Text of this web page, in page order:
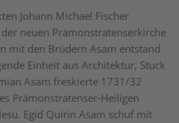
Johann Michael Fischer
neuen Prämonstratenserkirche
mit den Brüdern Asam entstand
Einheit aus Architektur, Stuck
Asam freskierte 1731/32
Prämonstratenser-Heiligen
Egid Quirin Asam schuf mit